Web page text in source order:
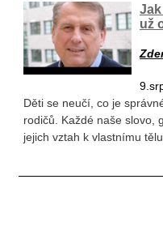
už
Děti se neučí, co je
rodičů. Každé naše slovo,
jejich vztah k vlastnímu tělu.